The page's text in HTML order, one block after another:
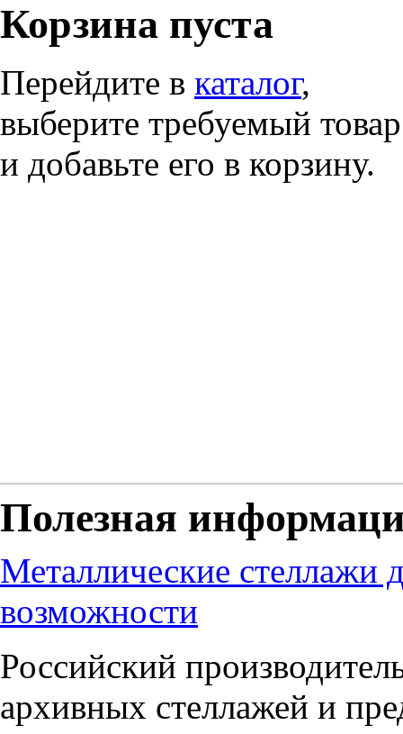
Корзина пуста
Перейдите в каталог,
выберите требуемый товар
и добавьте его в корзину.
Полезная
Металлические стеллажи
возможности
Российский
архивных стеллажей и